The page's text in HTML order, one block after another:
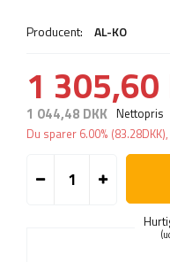
Producent: AL-KO
1 305,60
1 044,48 DKK Nettopris
Du sparer 6.00% (83.28DKK